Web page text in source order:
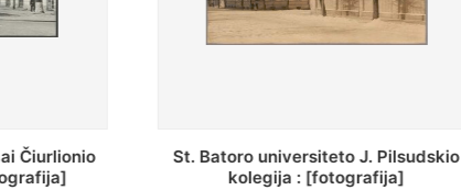
Pilsudskio
[Inventorius ir duomenys apie Selcų
bazilijonų vienuolyną, Rečycos pav.]